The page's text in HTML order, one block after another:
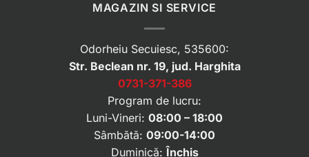
MAGAZIN SI SERVICE
Odorheiu Secuiesc, 535600:
Str. Beclean nr. 19, jud. Harghita
0731-371-386
Program de lucru:
Luni-Vineri: 08:00 – 18:00
Sâmbătă: 09:00-14:00
Duminică: Închis